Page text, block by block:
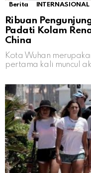
Berita INTERNASIONAL
Ribuan
Padati Kolam
China
Kota Wuhan
pertama kali muncul